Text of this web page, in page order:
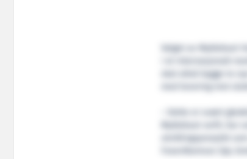
Valget av
i et internasjonalt
skal altså bygge to
­– Dette er svært
Myklebust verft, har
utviklingsprosjekt
FosenNamsos Sjø,